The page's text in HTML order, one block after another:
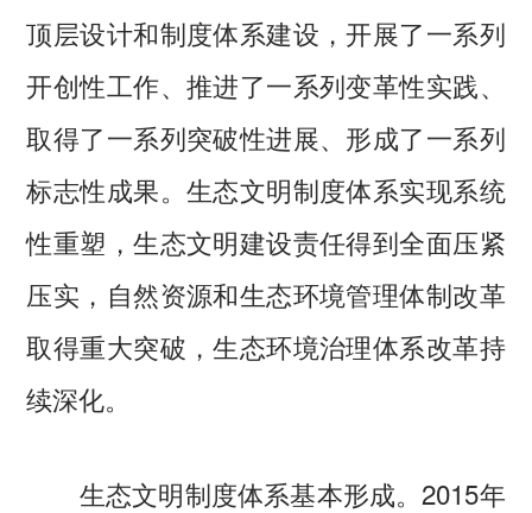
顶层设计和制度体系建设，开展了一系列
开创性工作、推进了一系列变革性实践、
取得了一系列突破性进展、形成了一系列
标志性成果。生态文明制度体系实现系统
性重塑，生态文明建设责任得到全面压紧
压实，自然资源和生态环境管理体制改革
取得重大突破，生态环境治理体系改革持
续深化。
生态文明制度体系基本形成。2015年